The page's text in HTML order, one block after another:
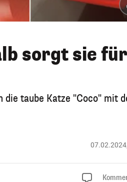
sorgt sie für
die taube Katze "Coco" mit